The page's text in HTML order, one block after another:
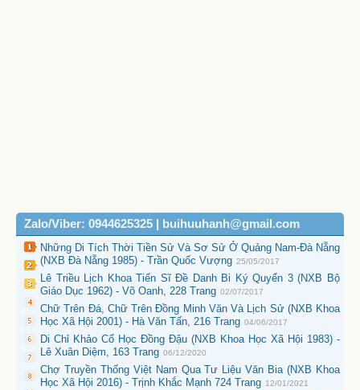
Zalo/Viber: 0944625325 | buihuuhanh@gmail.com
Những Di Tích Thời Tiền Sử Và Sơ Sử Ở Quảng Nam-Đà Nẵng
(NXB Đà Nẵng 1985) - Trần Quốc Vượng 25/05/2017
Lê Triều Lịch Khoa Tiến Sĩ Đề Danh Bi Ký Quyển 3 (NXB Bộ
Giáo Dục 1962) - Võ Oanh, 228 Trang 02/07/2017
Chữ Trên Đá, Chữ Trên Đồng Minh Văn Và Lịch Sử (NXB Khoa
Học Xã Hội 2001) - Hà Văn Tấn, 216 Trang 04/06/2017
Di Chỉ Khảo Cổ Học Đồng Đậu (NXB Khoa Học Xã Hội 1983) -
Lê Xuân Diệm, 163 Trang 06/12/2020
Chợ Truyền Thống Việt Nam Qua Tư Liệu Văn Bia (NXB Khoa
Học Xã Hội 2016) - Trịnh Khắc Mạnh 724 Trang 12/01/2021